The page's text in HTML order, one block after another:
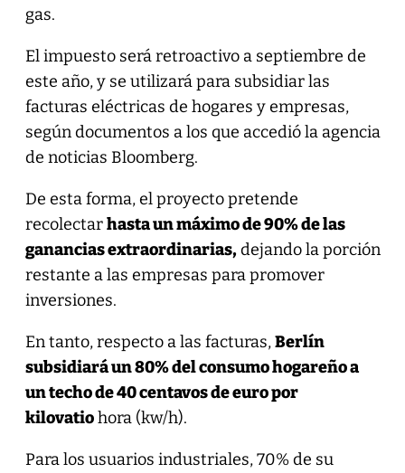
gas.
El impuesto será retroactivo a septiembre de
este año, y se utilizará para subsidiar las
facturas eléctricas de hogares y empresas,
según documentos a los que accedió la agencia
de noticias Bloomberg.
De esta forma, el proyecto pretende
recolectarhasta un máximo de 90% de las
ganancias extraordinarias,dejando la porción
restante a las empresas para promover
inversiones.
En tanto, respecto a las facturas,Berlín
subsidiará un 80% del consumo hogareño a
un techo de 40 centavos de euro por
kilovatiohora (kw/h).
Para los usuarios industriales, 70% de su